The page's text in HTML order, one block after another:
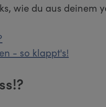
wie du aus deinem
- so klappt's!